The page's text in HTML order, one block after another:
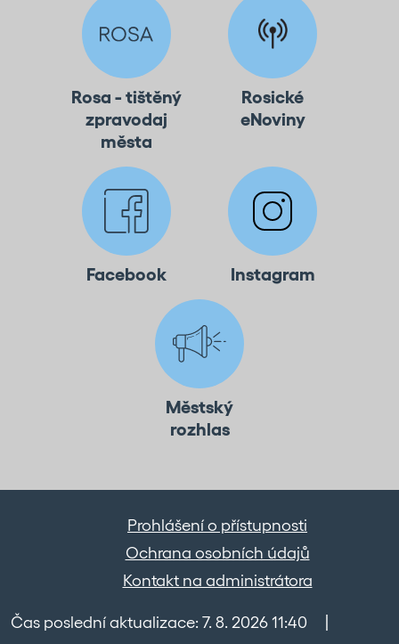
Rosa - tištěný
zpravodaj
města
Rosické
eNoviny
Facebook Instagram
Městský
rozhlas
Prohlášení o přístupnosti
Ochrana osobních údajů
Kontakt na administrátora
Čas poslední aktualizace: 7. 8. 2026 11:40